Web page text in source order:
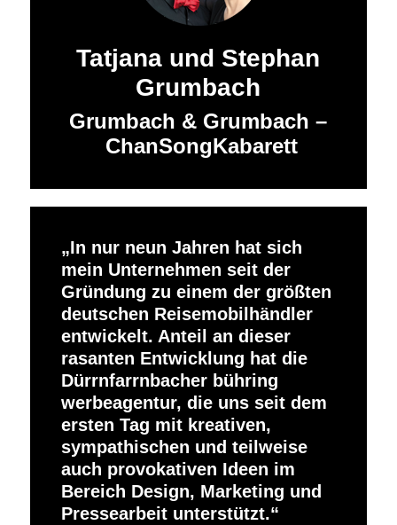
Tatjana und Stephan
Grumbach
Grumbach & Grumbach –
ChanSongKabarett
In nur neun Jahren hat sich
mein Unternehmen seit der
Gründung zu einem der größten
deutschen Reisemobilhändler
entwickelt. Anteil an dieser
rasanten Entwicklung hat die
Dürrnfarrnbacher bühring
werbeagentur, die uns seit dem
ersten Tag mit kreativen,
sympathischen und teilweise
auch provokativen Ideen im
Bereich Design, Marketing und
Pressearbeit unterstützt.